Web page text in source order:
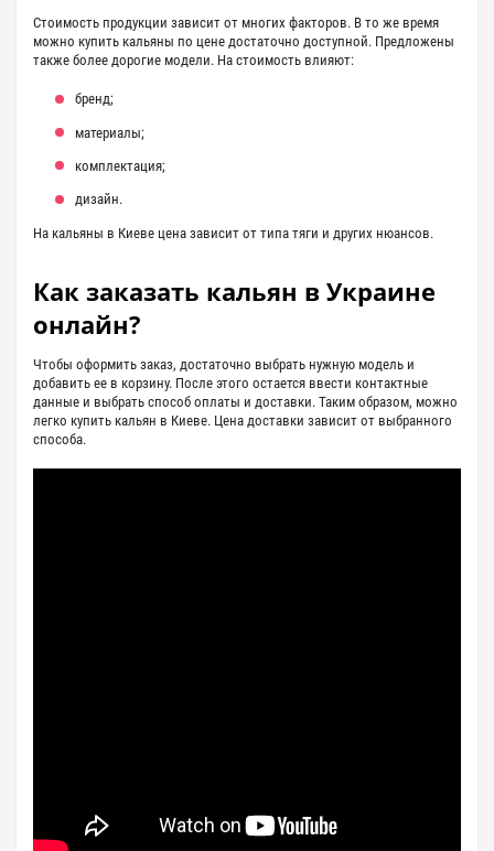
Стоимость продукции зависит от многих факторов. В то же время
можно купить кальяны по цене достаточно доступной. Предложены
также более дорогие модели. На стоимость влияют:
бренд;
материалы;
комплектация;
дизайн.
На кальяны в Киеве цена зависит от типа тяги и других нюансов.
Как заказать кальян в Украине
онлайн?
Чтобы оформить заказ, достаточно выбрать нужную модель и
добавить ее в корзину. После этого остается ввести контактные
данные и выбрать способ оплаты и доставки. Таким образом, можно
легко купить кальян в Киеве. Цена доставки зависит от выбранного
способа.